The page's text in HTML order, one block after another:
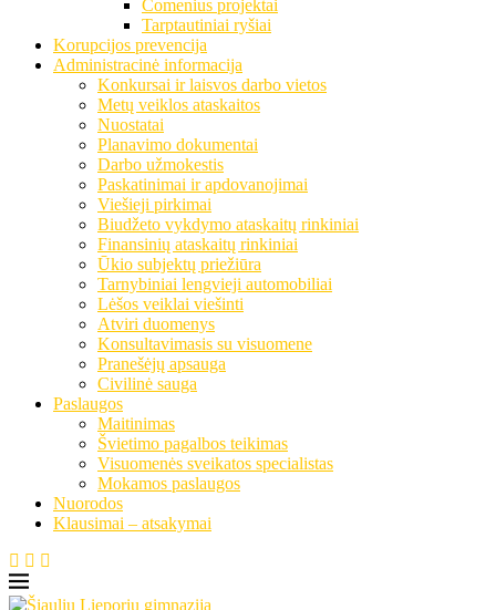
Comenius projektai
Tarptautiniai ryšiai
Korupcijos prevencija
Administracinė informacija
Konkursai ir laisvos darbo vietos
Metų veiklos ataskaitos
Nuostatai
Planavimo dokumentai
Darbo užmokestis
Paskatinimai ir apdovanojimai
Viešieji pirkimai
Biudžeto vykdymo ataskaitų rinkiniai
Finansinių ataskaitų rinkiniai
Ūkio subjektų priežiūra
Tarnybiniai lengvieji automobiliai
Lėšos veiklai viešinti
Atviri duomenys
Konsultavimasis su visuomene
Pranešėjų apsauga
Civilinė sauga
Paslaugos
Maitinimas
Švietimo pagalbos teikimas
Visuomenės sveikatos specialistas
Mokamos paslaugos
Nuorodos
Klausimai – atsakymai